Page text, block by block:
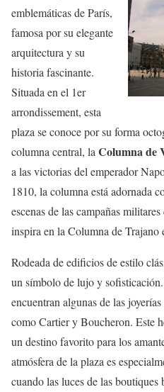
emblemáticas de París,
famosa por su elegante
arquitectura y su
historia fascinante.
Situada en el 1er
arrondissement, esta
plaza se conoce por su forma
columna central, la Columna de
a las victorias del emperador
1810, la columna está adornada
escenas de las campañas
inspira en la Columna de Trajano
Rodeada de edificios de estilo
un símbolo de lujo y
encuentran algunas de las
como Cartier y Boucheron. Este
un destino favorito para los
atmósfera de la plaza es
cuando las luces de las